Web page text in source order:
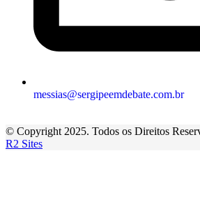
messias@sergipeemdebate.com.br
© Copyright 2025. Todos os Direitos
R2 Sites